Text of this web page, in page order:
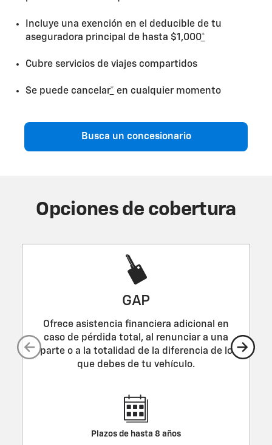
Incluye una exención en el deducible de tu
aseguradora principal de hasta $1,000*
Cubre servicios de viajes compartidos
Se puede cancelar* en cualquier momento
Busca un concesionario
Opciones de cobertura
GAP
Ofrece asistencia financiera adicional en
caso de pérdida total, al renunciar a una
parte o a la totalidad de la diferencia de lo
que debes de tu vehículo.
Plazos de hasta 8 años